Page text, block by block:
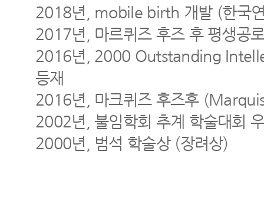
2018년, mobile birth 개발 (한국
2017년, 마르퀴즈 후즈 후 평생공
2016년, 2000 Outstanding
등재
2016년, 마크퀴즈 후즈후
2002년, 불임학회 추계 학술대회
2000년, 범석 학술상 (장려상)